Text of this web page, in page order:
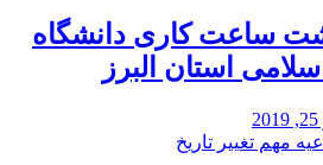
ساعت کاری دانشگاه
استان البرز